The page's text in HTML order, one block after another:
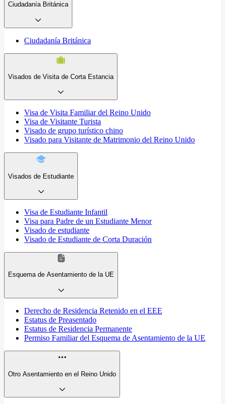
Ciudadanía Británica
Ciudadanía Británica
Visados de Visita de Corta Estancia
Visa de Visita Familiar del Reino Unido
Visa de Visitante Turista
Visado de grupo turístico chino
Visado para Visitante de Matrimonio del Reino Unido
Visados de Estudiante
Visa de Estudiante Infantil
Visa para Padre de un Estudiante Menor
Visado de estudiante
Visado de Estudiante de Corta Duración
Esquema de Asentamiento de la UE
Derecho de Residencia Retenido en el EEE
Estatus de Preasentado
Estatus de Residencia Permanente
Permiso Familiar del Esquema de Asentamiento de la UE
Otro Asentamiento en el Reino Unido